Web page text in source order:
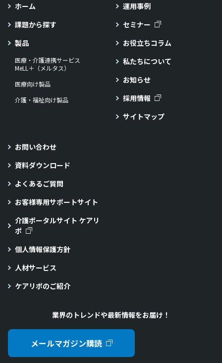
ホーム
課題から探す
製品
医療・介護連携サービス
MeLL＋（メルタス）
医療向け製品
介護・福祉向け製品
運用事例
セミナー
お役立ちコラム
私たちについて
お知らせ
採用情報
サイトマップ
お問い合わせ
資料ダウンロード
よくあるご質問
お客様専用サポートサイト
介護ポータルサイト ケアリ
ポ
個人情報保護方針
人材サービス
ケアリポのご紹介
業界のトレンドや最新情報をお届け！
メールマガジン購読